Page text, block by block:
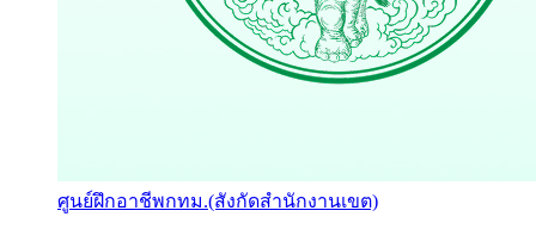
ศูนย์ฝึกอาชีพกทม.(สังกัดสำนักงานเขต)